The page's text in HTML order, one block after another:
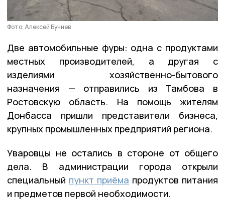
Фото: Алексей Бучнев
Две автомобильные фуры: одна с продуктами
местных производителей, а другая с
изделиями хозяйственно-бытового
назначения — отправились из Тамбова в
Ростовскую область. На помощь жителям
Донбасса пришли представители бизнеса,
крупных промышленных предприятий региона.
Уваровцы не остались в стороне от общего
дела. В администрации города открыли
специальный пункт приёма продуктов питания
и предметов первой необходимости.